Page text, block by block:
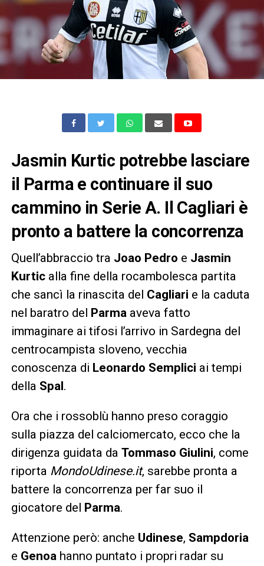
Jasmin Kurtic potrebbe lasciare
il Parma e continuare il suo
cammino in Serie A. Il Cagliari è
pronto a battere la concorrenza
Quell’abbraccio tra Joao Pedro e Jasmin
Kurticalla fine della rocambolesca partita
che sancì la rinascita del Cagliari e la caduta
nel baratro del Parmaaveva fatto
immaginare ai tifosi l’arrivo in Sardegna del
centrocampista sloveno, vecchia
conoscenza di Leonardo Semplici ai tempi
della Spal.
Ora che i rossoblù hanno preso coraggio
sulla piazza del calciomercato, ecco che la
dirigenza guidata da Tommaso Giulini, come
riporta MondoUdinese.it, sarebbe pronta a
battere la concorrenza per far suo il
giocatore del Parma.
Attenzione però: anche Udinese, Sampdoria
e Genoahanno puntato i propri radar su